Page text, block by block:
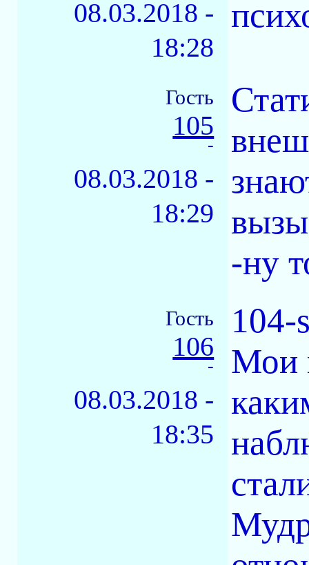
08.03.2018 -
18:28
Гость
105
-
08.03.2018 -
18:29
-ну
Гость
106
-
08.03.2018 -
18:35
104-
Мои